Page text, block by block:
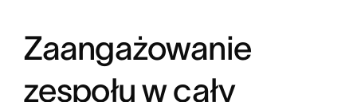
Zaangażowanie
zespołu w cały